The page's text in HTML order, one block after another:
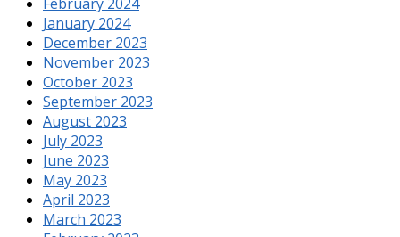
January 2024
December 2023
November 2023
October 2023
September 2023
August 2023
July 2023
June 2023
May 2023
April 2023
March 2023